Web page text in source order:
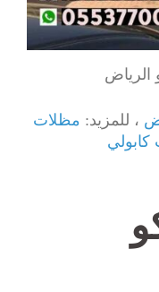
، للمزيد: مظلات